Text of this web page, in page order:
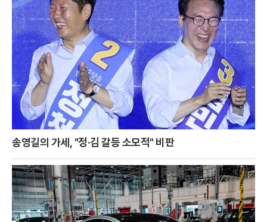
송영길의 가세, "정·김 갈등 소모적" 비판